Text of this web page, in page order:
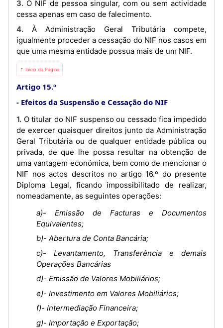
3. O NIF de pessoa singular, com ou sem actividade
cessa apenas em caso de falecimento.
4. À Administração Geral Tributária compete,
igualmente proceder a cessação do NIF nos casos em
que uma mesma entidade possua mais de um NIF.
⇡ Início da Página
Artigo 15.º
Efeitos da Suspensão e Cessação do NIF
1. O titular do NIF suspenso ou cessado fica impedido
de exercer quaisquer direitos junto da Administração
Geral Tributária ou de qualquer entidade pública ou
privada, de que lhe possa resultar na obtenção de
uma vantagem económica, bem como de mencionar o
NIF nos actos descritos no artigo 16.º do presente
Diploma Legal, ficando impossibilitado de realizar,
nomeadamente, as seguintes operações:
a)- Emissão de Facturas e Documentos
Equivalentes;
b)- Abertura de Conta Bancária;
c)- Levantamento, Transferência e demais
Operações Bancárias
d)- Emissão de Valores Mobiliários;
e)- Investimento em Valores Mobiliários;
f)- Intermediação Financeira;
g)- Importação e Exportação;